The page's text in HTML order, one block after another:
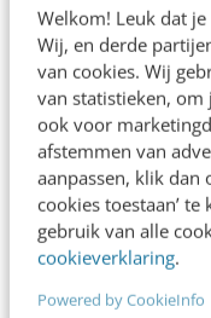
Welkom! Leuk dat
Wij, en derde
van cookies. Wij
van statistieken,
ook voor
afstemmen van
aanpassen, klik dan
cookies toestaan’
gebruik van alle
cookieverklaring.
Powered by CookieInfo
betekent
Gemeenten,
een
Daardoor
Websites